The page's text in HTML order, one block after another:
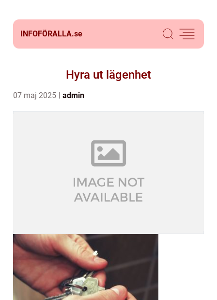
INFOFÖRALLA.se
Hyra ut lägenhet
07 maj 2025 admin